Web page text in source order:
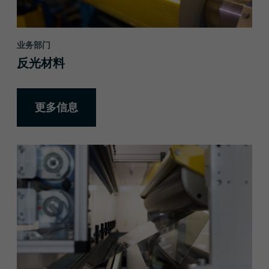
业务部门
反光材料
更多信息
更多信息